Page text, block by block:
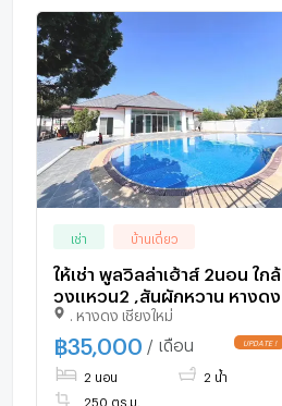
เช่า บ้านเดี่ยว
ให้เช่า พูลวิลล่าเฮ้าส์ 2นอน ใกล้
วงแหวน2 ,สันผักหวาน หางดง
. หางดง เชียงใหม่
฿35,000 / เดือน
2 นอน 2 น้ำ
250 ตร.ม.